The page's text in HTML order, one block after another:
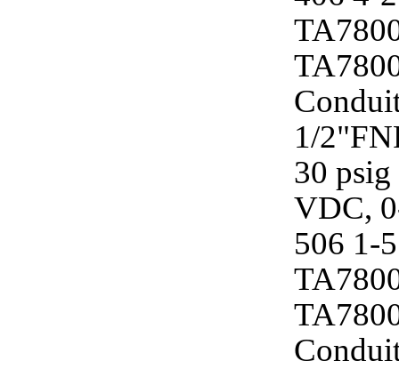
1/
30
VDC,
506 1-